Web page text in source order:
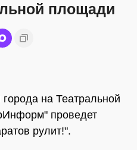
площади
на Театральной
проведет
рулит!".